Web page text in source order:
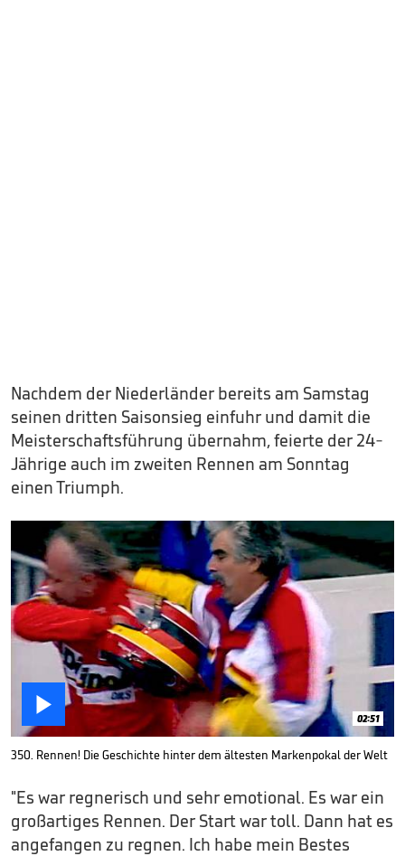
Nachdem der Niederländer bereits am Samstag
seinen dritten Saisonsieg einfuhr und damit die
Meisterschaftsführung übernahm, feierte der 24-
Jährige auch im zweiten Rennen am Sonntag
einen Triumph.
 02:51
350. Rennen! Die Geschichte hinter dem ältesten Markenpokal der Welt
"Es war regnerisch und sehr emotional. Es war ein
großartiges Rennen. Der Start war toll. Dann hat es
angefangen zu regnen. Ich habe mein Bestes